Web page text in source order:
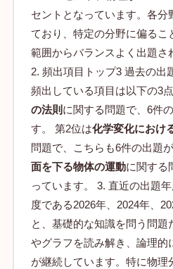
セントとなっています。各分
ており、特定の分野に偏るこ
範囲からバランスよく出題さ
2. 頻出項目トップ3 過去の出
頻出している項目は以下の3
の法則 に関する問題で、6件
す。 第2位は化学変化におけ
問題で、こちらも6件の出題
面を下る物体の運動に関する
っています。 3. 直近の出題
度である2026年、2024年、
と、基礎的な知識を問う問題
やグラフを読み解き、論理的
が継続しています。特に物理